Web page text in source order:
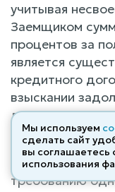
учитывая
Заемщиком
процентов за
является
кредитного
взыскании
договору
В
требованию
Мы используем
сделать сайт
вы соглашаетесь
использования